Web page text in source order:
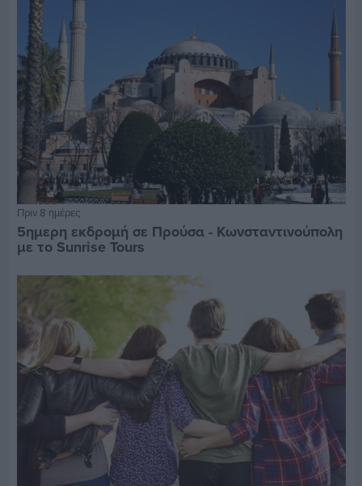
Πριν 8 ημέρες
5ημερη εκδρομή σε Προύσα - Κωνσταντινούπολη
με το Sunrise Tours